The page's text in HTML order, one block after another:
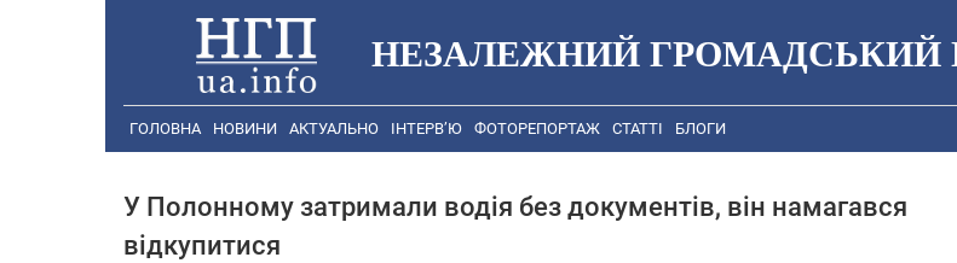
НЕЗАЛЕЖНИЙ ГРОМАДСЬКИЙ
ГОЛОВНА НОВИНИ АКТУАЛЬНО ІНТЕРВ’Ю ФОТОРЕПОРТАЖ СТАТТІ БЛОГИ
У Полонному затримали водія без документів, він намагався
відкупитися